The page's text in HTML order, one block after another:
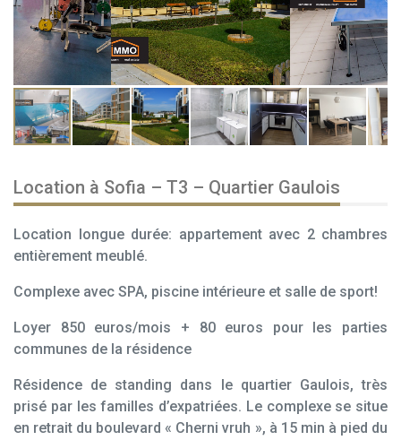
Location à Sofia – T3 – Quartier Gaulois
Location longue durée: appartement avec 2 chambres
entièrement meublé.
Complexe avec SPA, piscine intérieure et salle de sport!
Loyer 850 euros/mois + 80 euros pour les parties
communes de la résidence
Résidence de standing dans le quartier Gaulois, très
prisé par les familles d’expatriées. Le complexe se situe
en retrait du boulevard « Cherni vruh », à 15 min à pied du